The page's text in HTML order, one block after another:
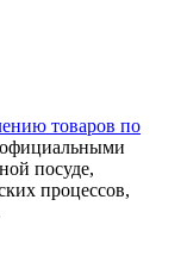
товаров по
официальными
посуде,
процессов,